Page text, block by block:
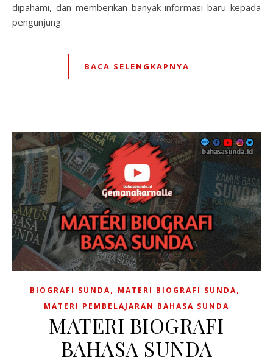
dipahami, dan memberikan banyak informasi baru kepada
pengunjung.
BACA SELENGKAPNYA
BIOGRAFI SUNDA, MATERI BIOGRAFI SUNDA,
MATERI PEMBELAJARAN BAHASA SUNDA
MATERI BIOGRAFI
BAHASA SUNDA